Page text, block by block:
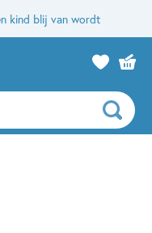
kind blij van wordt